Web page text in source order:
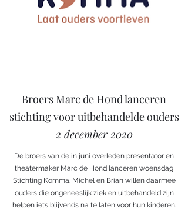
Broers Marc de Hond lanceren
stichting voor uitbehandelde ouders
2 december 2020
De broers van de in juni overleden presentator en
theatermaker Marc de Hond lanceren woensdag
Stichting Komma. Michel en Brian willen daarmee
ouders die ongeneeslijk ziek en uitbehandeld zijn
helpen iets blijvends na te laten voor hun kinderen.